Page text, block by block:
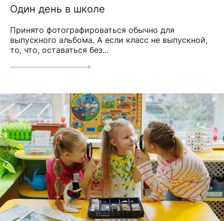
Один день в школе
Принято фотографироваться обычно для
выпускного альбома. А если класс не выпускной,
то, что, оставаться без...